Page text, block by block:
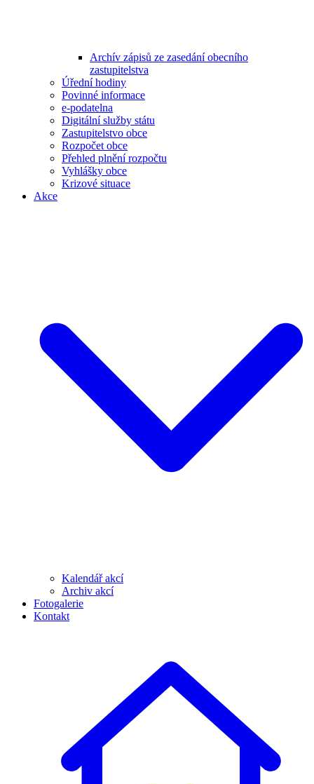
Archív zápisů ze zasedání obecního
zastupitelstva
Úřední hodiny
Povinné informace
e-podatelna
Digitální služby státu
Zastupitelstvo obce
Rozpočet obce
Přehled plnění rozpočtu
Vyhlášky obce
Krizové situace
Akce
Kalendář akcí
Archiv akcí
Fotogalerie
Kontakt